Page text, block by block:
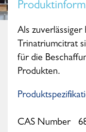
Als
Trinatriumcitrat
für die
Produkten.
CAS Number